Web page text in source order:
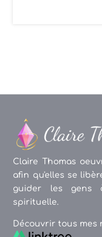
Claire Thomas
afin qu'elles se
guider les gens
spirituelle.
Découvrir tous mes